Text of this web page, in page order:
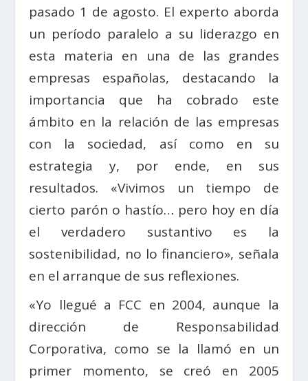
pasado 1 de agosto. El experto aborda
un período paralelo a su liderazgo en
esta materia en una de las grandes
empresas españolas, destacando la
importancia que ha cobrado este
ámbito en la relación de las empresas
con la sociedad, así como en su
estrategia y, por ende, en sus
resultados. «Vivimos un tiempo de
cierto parón o hastío… pero hoy en día
el verdadero sustantivo es la
sostenibilidad, no lo financiero», señala
en el arranque de sus reflexiones.
«Yo llegué a FCC en 2004, aunque la
dirección de Responsabilidad
Corporativa, como se la llamó en un
primer momento, se creó en 2005